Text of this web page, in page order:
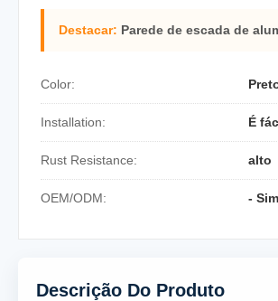
Destacar: Parede de escada de
Color:
Installation: É
Rust Resistance: alto
OEM/ODM: -
Descrição Do Produto